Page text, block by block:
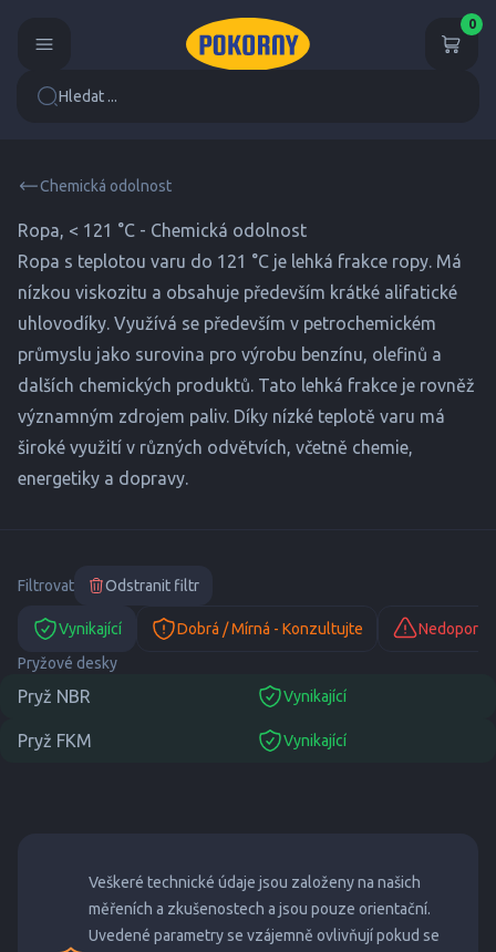
Hledat ...
0
Chemická odolnost
Ropa, < 121 °C - Chemická odolnost
Ropa s teplotou varu do 121 °C je lehká frakce ropy. Má
nízkou viskozitu a obsahuje především krátké alifatické
uhlovodíky. Využívá se především v petrochemickém
průmyslu jako surovina pro výrobu benzínu, olefinů a
dalších chemických produktů. Tato lehká frakce je rovněž
významným zdrojem paliv. Díky nízké teplotě varu má
široké využití v různých odvětvích, včetně chemie,
energetiky a dopravy.
Filtrovat Odstranit filtr
Vynikající Dobrá / Mírná - Konzultujte
Pryžové desky
Pryž NBR Vynikající
suitable
Pryž FKM Vynikající
suitable
Veškeré technické údaje jsou založeny na našich
měřeních a zkušenostech a jsou pouze orientační.
Uvedené parametry se vzájemně ovlivňují pokud se